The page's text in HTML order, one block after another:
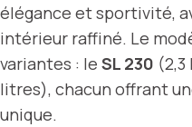
élégance et sportivité,
intérieur raffiné. Le
variantes : le SL 230
litres), chacun offrant
unique.